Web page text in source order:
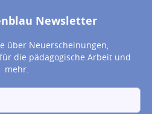
Newsletter
über Neuerscheinungen,
die pädagogische Arbeit und
mehr.